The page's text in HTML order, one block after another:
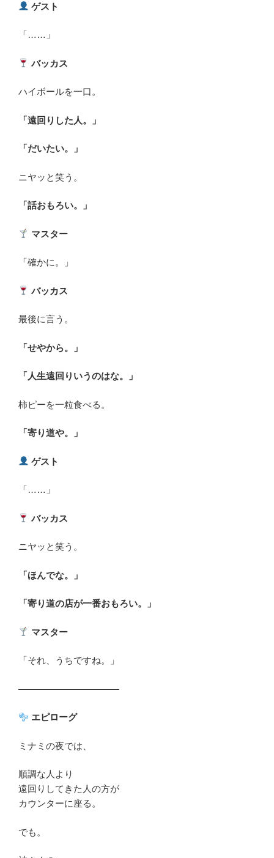
ゲスト
「……」
バッカス
ハイボールを一口。
「遠回りした人。」
「だいたい。」
ニヤッと笑う。
「話おもろい。」
マスター
「確かに。」
バッカス
最後に言う。
「せやから。」
「人生遠回りいうのはな。」
柿ピーを一粒食べる。
「寄り道や。」
ゲスト
「……」
バッカス
ニヤッと笑う。
「ほんでな。」
「寄り道の店が一番おもろい。」
マスター
「それ、うちですね。」
―――――――――――
エピローグ
ミナミの夜では、
順調な人より
遠回りしてきた人の方が
カウンターに座る。
でも。